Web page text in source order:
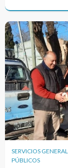
SERVICIOS
PÚBLICOS